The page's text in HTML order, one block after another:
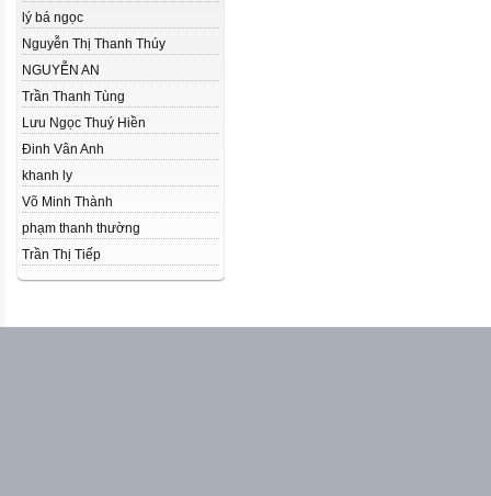
lý bá ngọc
Nguyễn Thị Thanh Thúy
NGUYỄN AN
Trần Thanh Tùng
Lưu Ngọc Thuý Hiền
Đinh Vân Anh
khanh ly
Võ Minh Thành
phạm thanh thường
Trần Thị Tiếp